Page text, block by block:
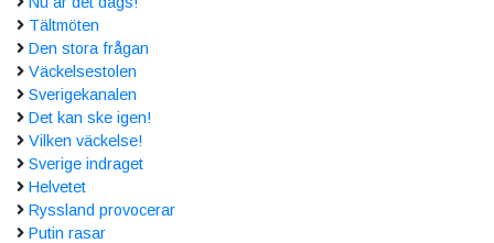
Tältmöten
Den stora frågan
Väckelsestolen
Sverigekanalen
Det kan ske igen!
Vilken väckelse!
Sverige indraget
Helvetet
Ryssland provocerar
Putin rasar